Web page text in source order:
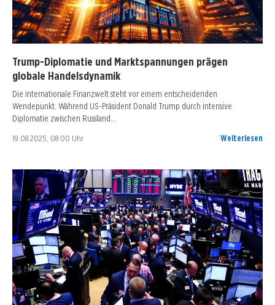
Trump-Diplomatie und Marktspannungen prägen
globale Handelsdynamik
Die internationale Finanzwelt steht vor einem entscheidenden
Wendepunkt. Während US-Präsident Donald Trump durch intensive
Diplomatie zwischen Russland…
19.08.2025, 08:00 Uhr Weiterlesen